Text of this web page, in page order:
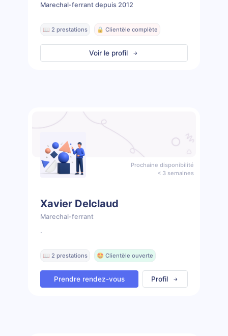
Marechal-ferrant depuis 2012
📖 2 prestations 🔒 Clientèle complète
Voir le profil
Prochaine disponibilité
< 3 semaines
Xavier Delclaud
Marechal-ferrant
.
📖 2 prestations 🤩 Clientèle ouverte
Prendre rendez-vous Profil